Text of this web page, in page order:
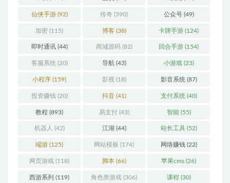
仙侠手游(92) 传奇 (390) 公众号(49)
加密 (115) 博客(38) 卡牌手游 (124)
即时通讯(44) 商城源码(82) 回合手游 (154)
客服系统 (20) 导航(43) 小游戏(23)
小程序 (159) 影视(18) 影音系统 (87)
投资赚钱 (20) 抖音(41) 支付系统 (40)
教程 (893) 易支付(43) 智能(55)
机器人 (42) 江湖 (44) 站长工具(52)
端游 (125) 网站模板 (174) 网络赚钱(22)
网页游戏 (118) 脚本(66) 苹果cms (26)
西游系列 (119) 角色类游戏 (306) 课程 (30)